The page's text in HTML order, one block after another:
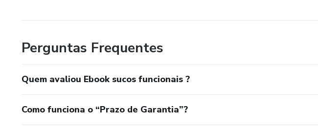
Perguntas Frequentes
Quem avaliou Ebook sucos funcionais ?
Como funciona o “Prazo de Garantia”?